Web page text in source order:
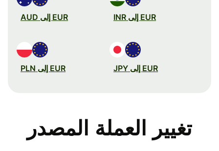
EUR إلى INR EUR إلى AUD
EUR إلى JPY EUR إلى PLN
تغيير العملة المصدر